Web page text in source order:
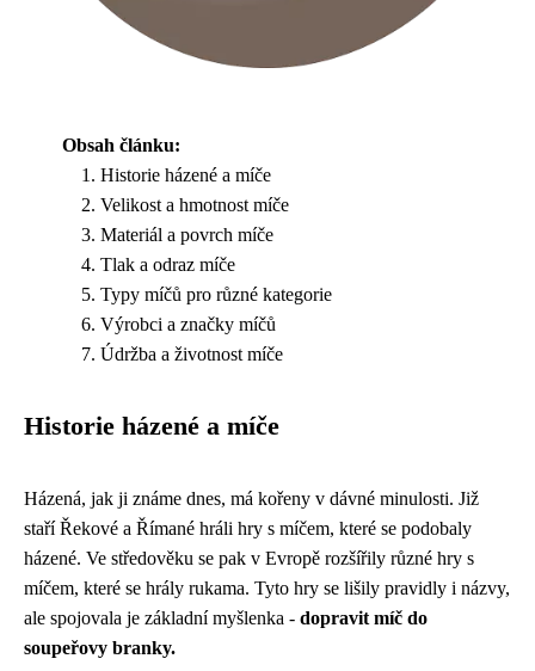
Obsah článku:
Historie házené a míče
Velikost a hmotnost míče
Materiál a povrch míče
Tlak a odraz míče
Typy míčů pro různé kategorie
Výrobci a značky míčů
Údržba a životnost míče
Historie házené a míče
Házená, jak ji známe dnes, má kořeny v dávné minulosti. Již
staří Řekové a Římané hráli hry s míčem, které se podobaly
házené. Ve středověku se pak v Evropě rozšířily různé hry s
míčem, které se hrály rukama. Tyto hry se lišily pravidly i názvy,
ale spojovala je základní myšlenka - dopravit míč do
soupeřovy branky.